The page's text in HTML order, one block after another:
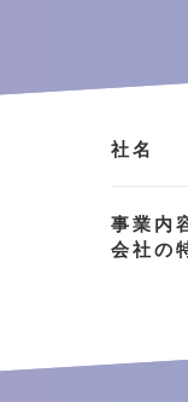
社名
事業内
会社の